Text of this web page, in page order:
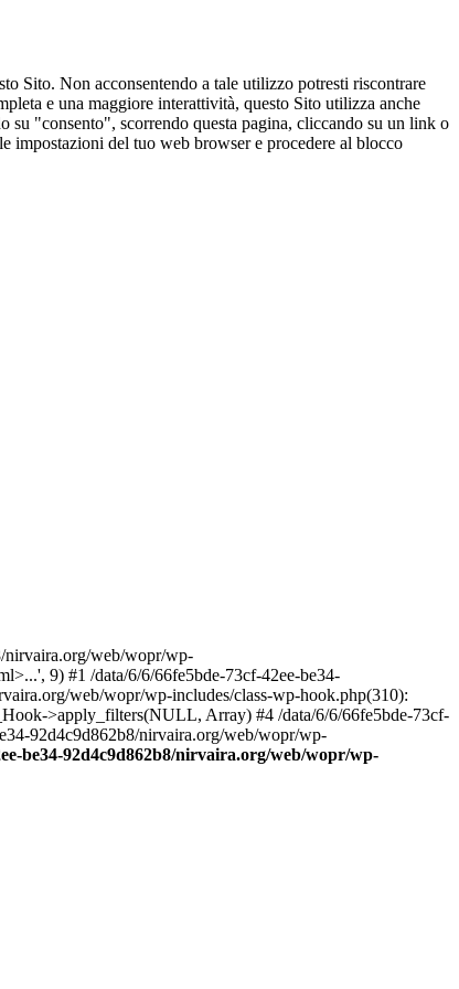
Sito. Non acconsentendo a tale utilizzo potresti riscontrare
e una maggiore interattività, questo Sito utilizza anche
"consento", scorrendo questa pagina, cliccando su un link o
impostazioni del tuo web browser e procedere al blocco
web/wopr/wp-
9) #1 /data/6/6/66fe5bde-73cf-42ee-be34-
web/wopr/wp-includes/class-wp-hook.php(310):
>apply_filters(NULL, Array) #4 /data/6/6/66fe5bde-73cf-
92d4c9d862b8/nirvaira.org/web/wopr/wp-
be34-92d4c9d862b8/nirvaira.org/web/wopr/wp-